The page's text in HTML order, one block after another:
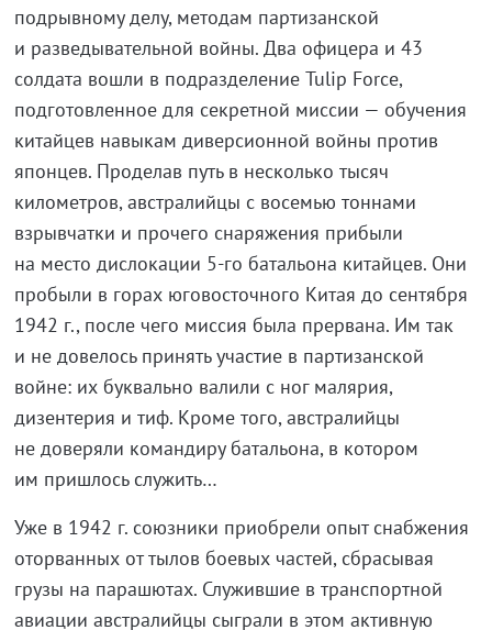
подрывному делу, методам партизанской
и разведывательной войны. Два офицера и 43
солдата вошли в подразделение Tulip Force,
подготовленное для секретной миссии — обучения
китайцев навыкам диверсионной войны против
японцев. Проделав путь в несколько тысяч
километров, австралийцы с восемью тоннами
взрывчатки и прочего снаряжения прибыли
на место дислокации 5-го батальона китайцев. Они
пробыли в горах юговосточного Китая до сентября
1942 г., после чего миссия была прервана. Им так
и не довелось принять участие в партизанской
войне: их буквально валили с ног малярия,
дизентерия и тиф. Кроме того, австралийцы
не доверяли командиру батальона, в котором
им пришлось служить…
Уже в 1942 г. союзники приобрели опыт снабжения
оторванных от тылов боевых частей, сбрасывая
грузы на парашютах. Служившие в транспортной
авиации австралийцы сыграли в этом активную